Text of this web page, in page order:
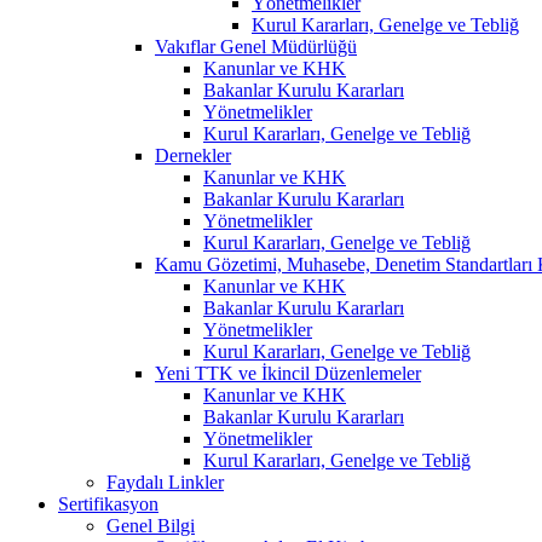
Kurul Kararları, Genelge ve Tebliğ
Vakıflar Genel Müdürlüğü
Kanunlar ve KHK
Bakanlar Kurulu Kararları
Yönetmelikler
Kurul Kararları, Genelge ve Tebliğ
Dernekler
Kanunlar ve KHK
Bakanlar Kurulu Kararları
Yönetmelikler
Kurul Kararları, Genelge ve Tebliğ
Kamu Gözetimi, Muhasebe, Denetim Standartları
Kanunlar ve KHK
Bakanlar Kurulu Kararları
Yönetmelikler
Kurul Kararları, Genelge ve Tebliğ
Yeni TTK ve İkincil Düzenlemeler
Kanunlar ve KHK
Bakanlar Kurulu Kararları
Yönetmelikler
Kurul Kararları, Genelge ve Tebliğ
Faydalı Linkler
Sertifikasyon
Genel Bilgi